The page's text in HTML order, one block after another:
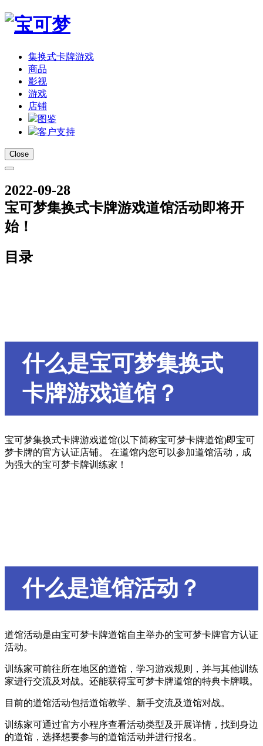
集换式卡牌游戏
商品
影视
游戏
店铺
图鉴
客户支持
Close
2022-09-28
宝可梦集换式卡牌游戏道馆活动即将开
始！
目录
什么是宝可梦集换式
卡牌游戏道馆？
宝可梦集换式卡牌游戏道馆(以下简称宝可梦卡牌道馆)即宝可
梦卡牌的官方认证店铺。 在道馆内您可以参加道馆活动，成
为强大的宝可梦卡牌训练家！
什么是道馆活动？
道馆活动是由宝可梦卡牌道馆自主举办的宝可梦卡牌官方认证
活动。
训练家可前往所在地区的道馆，学习游戏规则，并与其他训练
家进行交流及对战。还能获得宝可梦卡牌道馆的特典卡牌哦。
目前的道馆活动包括道馆教学、新手交流及道馆对战。
训练家可通过官方小程序查看活动类型及开展详情，找到身边
的道馆，选择想要参与的道馆活动并进行报名。